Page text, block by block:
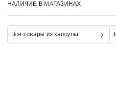
НАЛИЧИЕ В МАГАЗИНАХ
Все товары из капсулы